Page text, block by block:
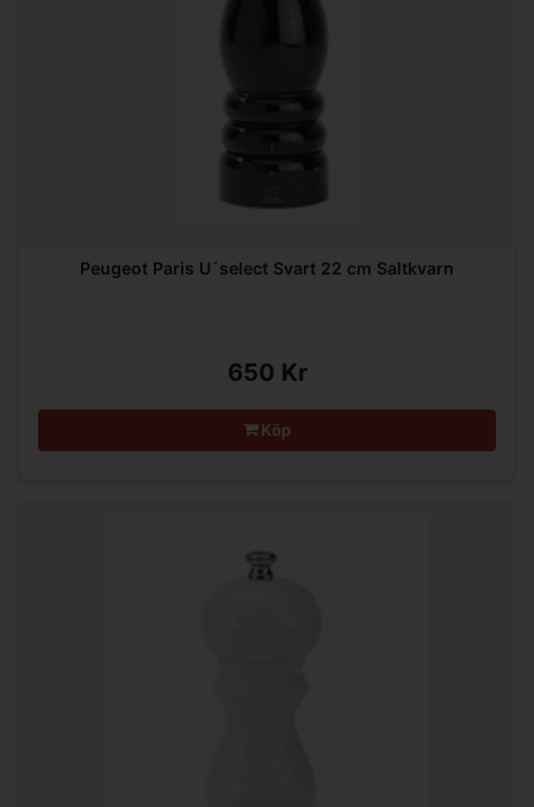
Peugeot Paris U´select Svart 22 cm Saltkvarn
650 Kr
Köp